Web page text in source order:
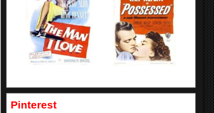
Pinterest